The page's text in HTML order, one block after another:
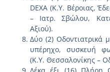
DEXA (Κ.Υ. Βέροιας,
– Ιατρ. Σβώλου,
Αξιού).
Δύο (2) Οδοντιατρικά
υπέρηχο, συσκευή
(Κ.Υ. Θεσσαλονίκης –